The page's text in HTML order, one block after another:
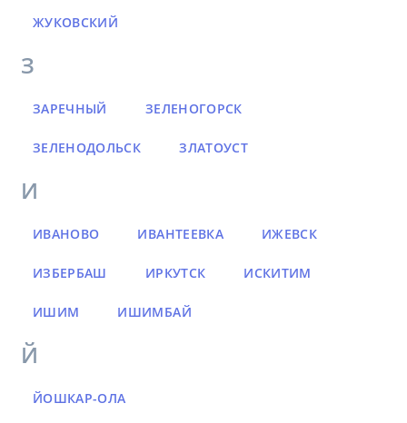
ЖУКОВСКИЙ
З
ЗАРЕЧНЫЙ ЗЕЛЕНОГОРСК
ЗЕЛЕНОДОЛЬСК ЗЛАТОУСТ
И
ИВАНОВО ИВАНТЕЕВКА ИЖЕВСК
ИЗБЕРБАШ ИРКУТСК ИСКИТИМ
ИШИМ ИШИМБАЙ
Й
ЙОШКАР-ОЛА